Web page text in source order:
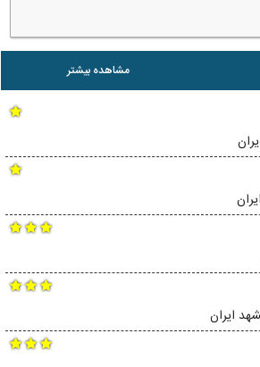
مشاهده بیشتر
ایران